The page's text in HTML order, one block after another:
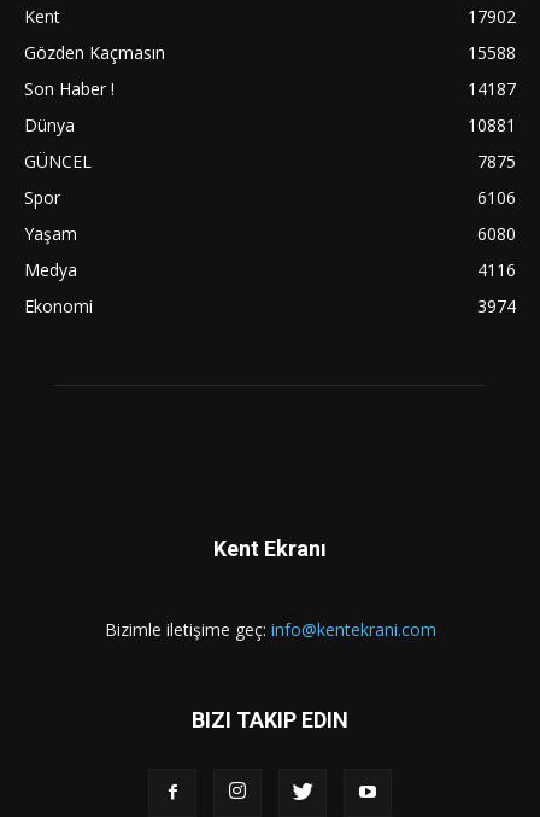
Kent
17902
Gözden Kaçmasın
15588
Son Haber !
14187
Dünya
10881
GÜNCEL
7875
Spor
6106
Yaşam
6080
Medya
4116
Ekonomi
3974
Kent Ekranı
Bizimle iletişime geç: info@kentekrani.com
BIZI TAKIP EDIN